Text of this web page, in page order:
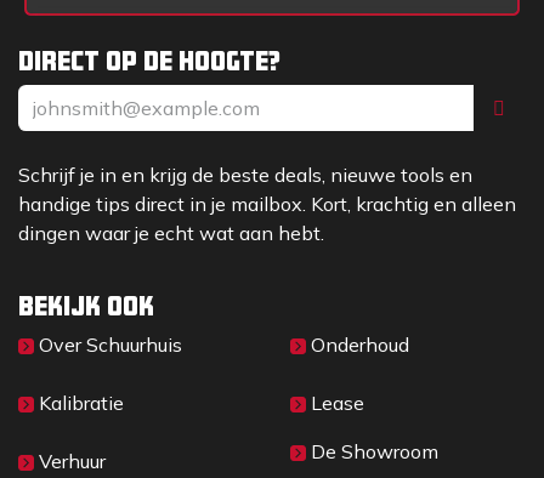
Direct op de hoogte?
Schrijf je in en krijg de beste deals, nieuwe tools en
handige tips direct in je mailbox. Kort, krachtig en alleen
dingen waar je echt wat aan hebt.
Bekijk ook
Over Sc​huurhuis
Kalibratie
Verhuur
Onderhoud
Lease
De Showroom